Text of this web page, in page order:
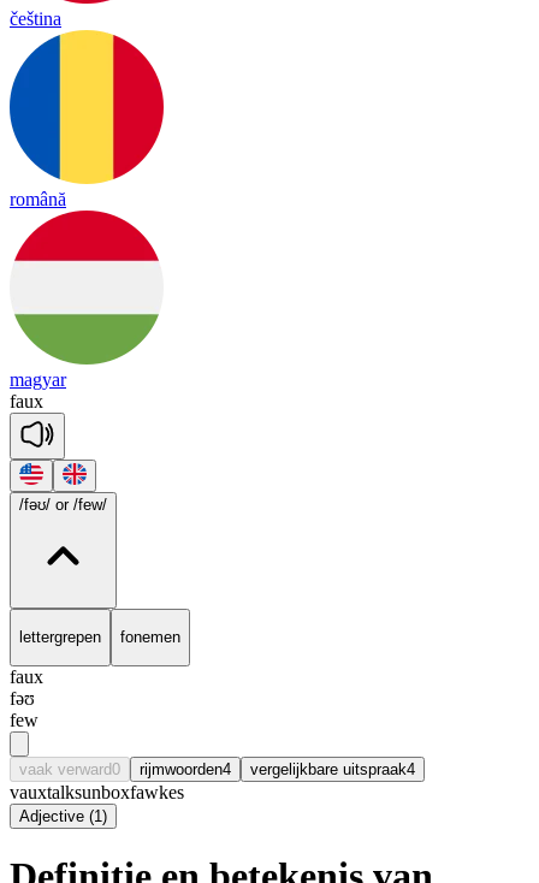
čeština
română
magyar
faux
/fəʊ/ or /few/
lettergrepen fonemen
faux
fəʊ
few
vaak verward0 rijmwoorden4 vergelijkbare uitspraak4
vauxtalksunboxfawkes
Adjective (1)